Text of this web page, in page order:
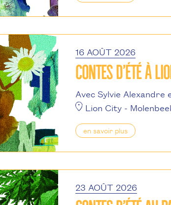
16 AOÛT 2026
CONTES D’ÉTÉ À
Avec Sylvie Alexandre
Lion City -
en savoir plus
23 AOÛT 2026